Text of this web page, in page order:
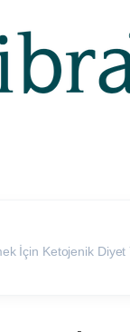
İçin Ketojenik Diyet